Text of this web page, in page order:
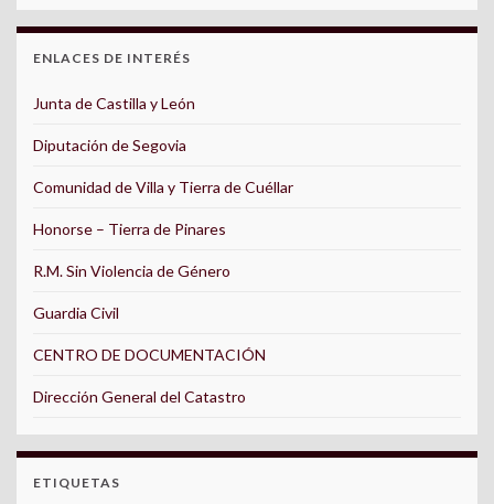
ENLACES DE INTERÉS
Junta de Castilla y León
Diputación de Segovia
Comunidad de Villa y Tierra de Cuéllar
Honorse – Tierra de Pinares
R.M. Sin Violencia de Género
Guardia Civil
CENTRO DE DOCUMENTACIÓN
Dirección General del Catastro
ETIQUETAS